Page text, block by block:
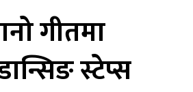
गीतमा
स्टेप्स